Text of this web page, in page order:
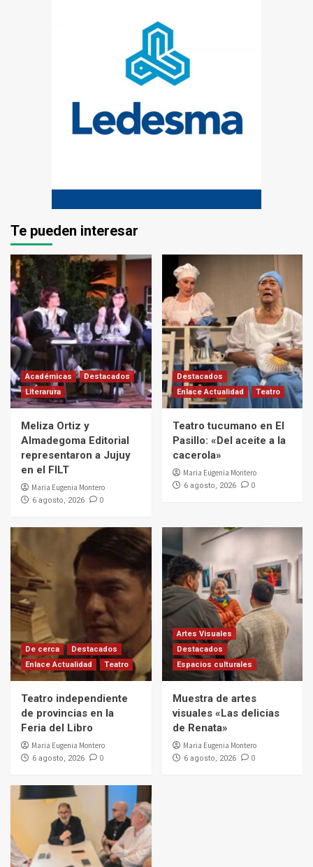
Te pueden interesar
Académicas
Destacados
Literarura
Meliza Ortiz y
Almadegoma Editorial
representaron a Jujuy
en el FILT
Maria Eugenia Montero
6 agosto, 2026 0
Destacados
Enlace Actualidad
Teatro
Teatro tucumano en El
Pasillo: «Del aceite a la
cacerola»
Maria Eugenia Montero
6 agosto, 2026 0
De cerca
Destacados
Enlace Actualidad
Teatro
Teatro independiente
de provincias en la
Feria del Libro
Maria Eugenia Montero
6 agosto, 2026 0
Artes Visuales
Destacados
Espacios culturales
Muestra de artes
visuales «Las delicias
de Renata»
Maria Eugenia Montero
6 agosto, 2026 0